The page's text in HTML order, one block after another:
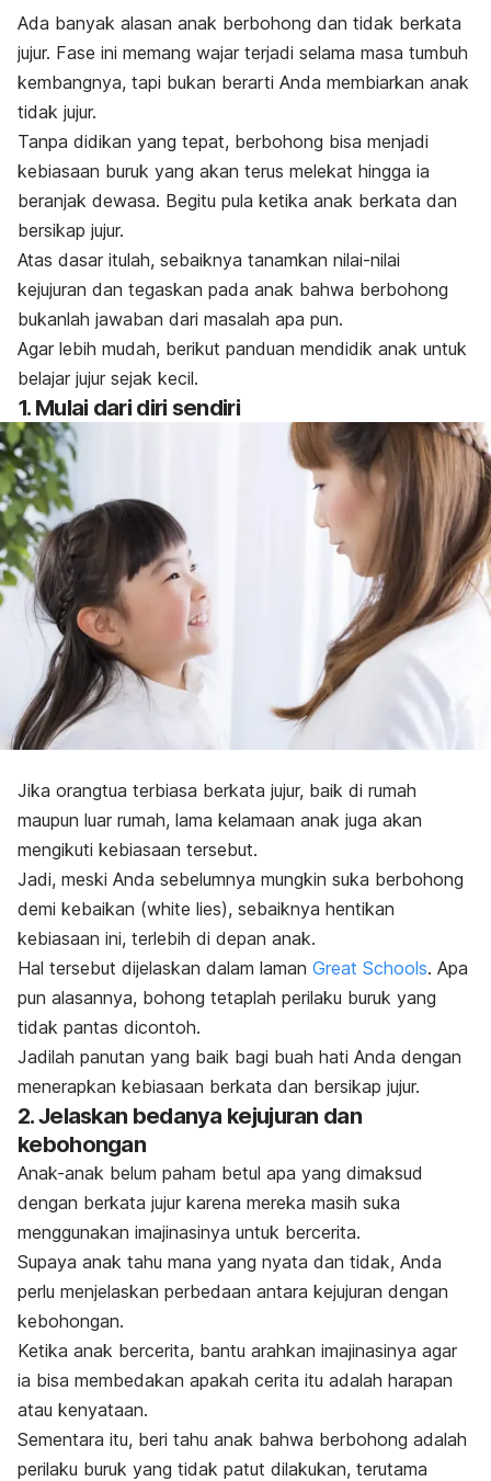
Ada banyak alasan anak berbohong dan tidak berkata
jujur. Fase ini memang wajar terjadi selama masa tumbuh
kembangnya, tapi bukan berarti Anda membiarkan anak
tidak jujur.
Tanpa didikan yang tepat, berbohong bisa menjadi
kebiasaan buruk yang akan terus melekat hingga ia
beranjak dewasa. Begitu pula ketika anak berkata dan
bersikap jujur.
Atas dasar itulah, sebaiknya tanamkan nilai-nilai
kejujuran dan tegaskan pada anak bahwa berbohong
bukanlah jawaban dari masalah apa pun.
Agar lebih mudah, berikut panduan mendidik anak untuk
belajar jujur sejak kecil.
1. Mulai dari diri sendiri
Jika orangtua terbiasa berkata jujur, baik di rumah
maupun luar rumah, lama kelamaan anak juga akan
mengikuti kebiasaan tersebut.
Jadi, meski Anda sebelumnya mungkin suka berbohong
demi kebaikan (white lies), sebaiknya hentikan
kebiasaan ini, terlebih di depan anak.
Hal tersebut dijelaskan dalam laman Great Schools. Apa
pun alasannya, bohong tetaplah perilaku buruk yang
tidak pantas dicontoh.
Jadilah panutan yang baik bagi buah hati Anda dengan
menerapkan kebiasaan berkata dan bersikap jujur.
2. Jelaskan bedanya kejujuran dan
kebohongan
Anak-anak belum paham betul apa yang dimaksud
dengan berkata jujur karena mereka masih suka
menggunakan imajinasinya untuk bercerita.
Supaya anak tahu mana yang nyata dan tidak, Anda
perlu menjelaskan perbedaan antara kejujuran dengan
kebohongan.
Ketika anak bercerita, bantu arahkan imajinasinya agar
ia bisa membedakan apakah cerita itu adalah harapan
atau kenyataan.
Sementara itu, beri tahu anak bahwa berbohong adalah
perilaku buruk yang tidak patut dilakukan, terutama